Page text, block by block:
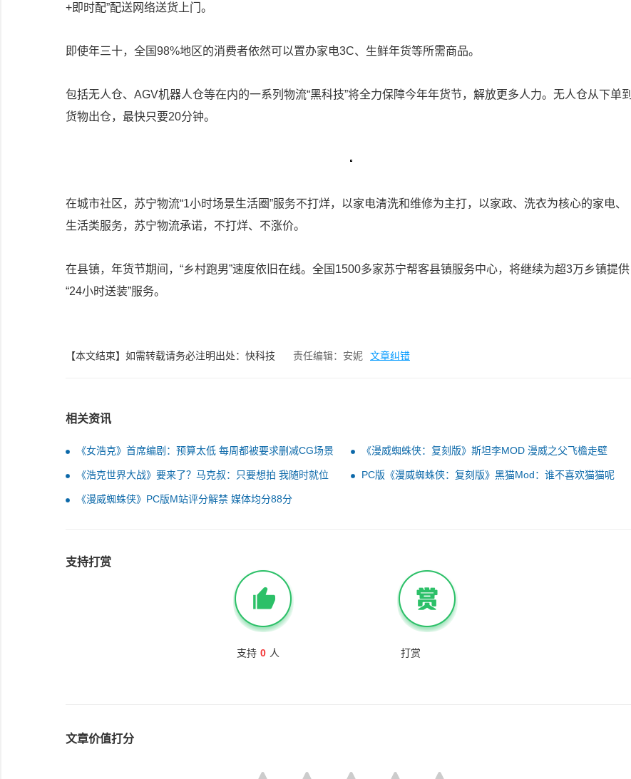
+即时配”配送网络送货上门。
即使年三十，全国98%地区的消费者依然可以置办家电3C、生鲜年货等所需商品。
包括无人仓、AGV机器人仓等在内的一系列物流“黑科技”将全力保障今年年货节，解放更多人力。无人仓从下单到
货物出仓，最快只要20分钟。
在城市社区，苏宁物流“1小时场景生活圈”服务不打烊，以家电清洗和维修为主打，以家政、洗衣为核心的家电、
生活类服务，苏宁物流承诺，不打烊、不涨价。
在县镇，年货节期间，“乡村跑男”速度依旧在线。全国1500多家苏宁帮客县镇服务中心，将继续为超3万乡镇提供
“24小时送装”服务。
【本文结束】如需转载请务必注明出处：快科技 责任编辑：安妮 文章纠错
相关资讯
《女浩克》首席编剧：预算太低 每周都被要求删减CG场景 《漫威蜘蛛侠：复刻版》斯坦李MOD 漫威之父飞檐走壁
《浩克世界大战》要来了？马克叔：只要想拍 我随时就位 PC版《漫威蜘蛛侠：复刻版》黑猫Mod：谁不喜欢猫猫呢
《漫威蜘蛛侠》PC版M站评分解禁 媒体均分88分
支持打赏
支持 0 人 打赏
文章价值打分